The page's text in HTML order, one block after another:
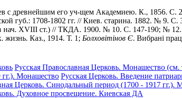
с древнейшим его уч-щем Академиею. К., 1856. С.
губ.: 1708-1802 гг. // Киев. старина. 1882. № 9.
нач. XVIII ст.) // ТКДА. 1900. № 10. С. 147-190; №
жизнь. Каз., 1914. Т. 1; Болховiтiнов Є. Вибранi
Русская Православная Церковь. Монашество
гг.). Монашество Русская Церковь. Введение
Церковь. Синодальный период (1700 - 1917 гг.).
Духовное просвещение. Киевская ДА